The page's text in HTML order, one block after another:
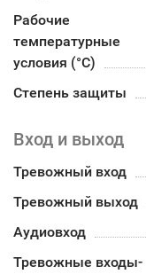
Рабочие
температурные
условия (°С)
Степень защиты
Вход и выход
Тревожный вход
Тревожный выход
Аудиовход
Тревожные входы-